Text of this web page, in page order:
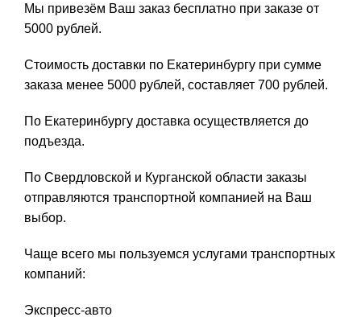
Мы привезём Ваш заказ бесплатно при заказе от
5000 рублей.
Стоимость доставки по Екатеринбургу при сумме
заказа менее 5000 рублей, составляет 700 рублей.
По Екатеринбургу доставка осуществляется до
подъезда.
По Свердловской и Курганской области заказы
отправляются транспортной компанией на Ваш
выбор.
Чаще всего мы пользуемся услугами транспортных
компаний:
Экспресс-авто